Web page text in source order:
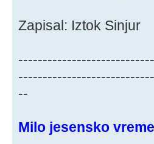
Zapisal: Iztok Sinjur
--
Milo jesensko